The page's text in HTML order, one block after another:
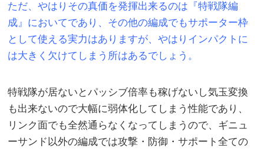
ただ、やはりその真価を発揮出来るのは『特戦隊編
成』においてであり、その他の編成でもサポーター枠
として使える実力はありますが、やはりインパクトに
は大きく欠けてしまう所はあるでしょう。
特戦隊が居ないとパッシブ倍率も稼げないし気玉変換
も出来ないので大幅に弱体化してしまう性能であり、
リンク面でも全然通らなくなってしまうので、ギニュ
ーサンド以外の編成では攻撃・防御・サポート全ての